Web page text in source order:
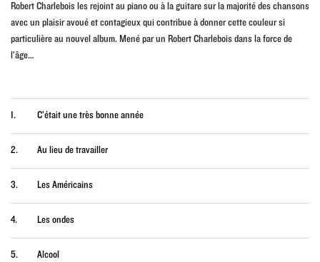
Robert Charlebois les rejoint au piano ou à la guitare sur la majorité des chansons
avec un plaisir avoué et contagieux qui contribue à donner cette couleur si
particulière au nouvel album. Mené par un Robert Charlebois dans la force de
l’âge…
1. C’était une très bonne année
2. Au lieu de travailler
3. Les Américains
4. Les ondes
5. Alcool